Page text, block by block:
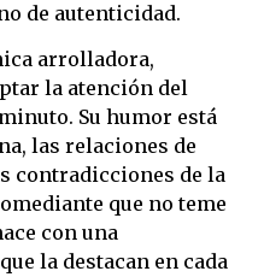
de autenticidad.
arrolladora,
la atención del
Su humor está
las relaciones de
contradicciones de la
que no teme
con una
la destacan en cada